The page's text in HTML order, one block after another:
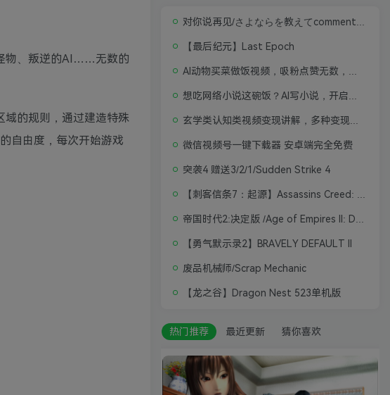
物、叛逆的AI……无数的
域的规则，通过建造特殊
自由度，每次开始游戏
【最后纪元】Last Epoch
微信视频号一键下载器 安卓端完全免费
突袭4 赠送3/2/1/Sudden Strike 4
【勇气默示录2】BRAVELY DEFAULT II
废品机械师/Scrap Mechanic
【龙之谷】Dragon Nest 523单机版
热门推荐 最近更新 猜你喜欢